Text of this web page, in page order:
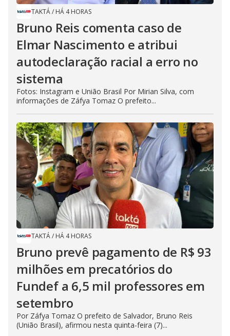
TAKTÁ/ HÁ 4 HORAS
Bruno Reis comenta caso de
Elmar Nascimento e atribui
autodeclaração racial a erro no
sistema
Fotos: Instagram e União Brasil Por Mirian Silva, com
informações de Záfya Tomaz O prefeito...
TAKTÁ/ HÁ 4 HORAS
Bruno prevê pagamento de R$ 93
milhões em precatórios do
Fundef a 6,5 mil professores em
setembro
Por Záfya Tomaz O prefeito de Salvador, Bruno Reis
(União Brasil), afirmou nesta quinta-feira (7)...